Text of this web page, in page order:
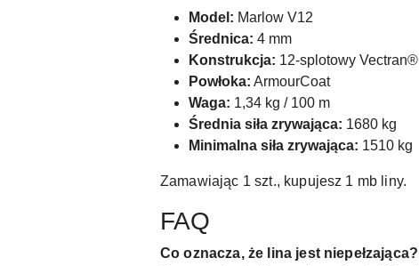
Model: Marlow V12
Średnica: 4 mm
Konstrukcja: 12-splotowy Vectran®
Powłoka: ArmourCoat
Waga: 1,34 kg / 100 m
Średnia siła zrywająca: 1680 kg
Minimalna siła zrywająca: 1510 kg
Zamawiając 1 szt., kupujesz 1 mb liny.
FAQ
Co oznacza, że lina jest niepełzająca?